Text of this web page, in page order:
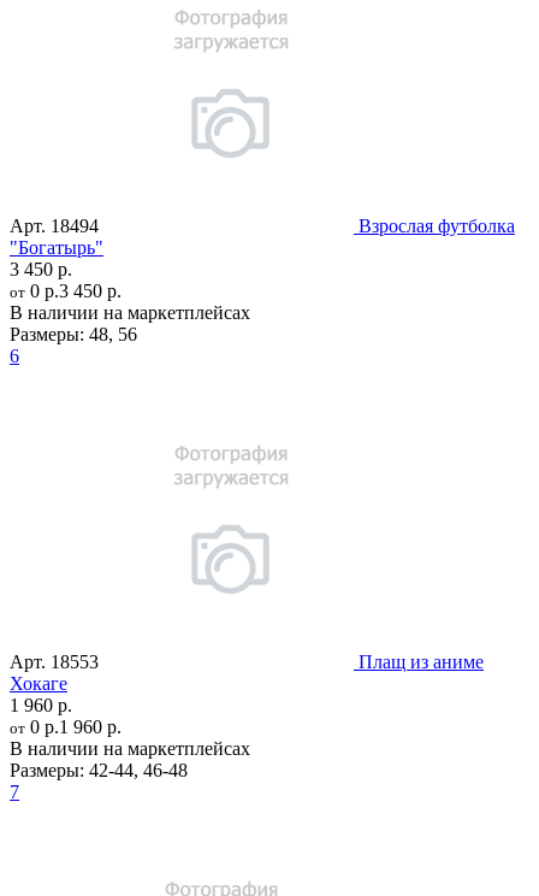
Арт. 18494
Взрослая футболка
"Богатырь"
3 450 р.
от 0 р.3 450 р.
В наличии на маркетплейсах
Размеры: 48, 56
6
Арт. 18553
Плащ из аниме
Хокаге
1 960 р.
от 0 р.1 960 р.
В наличии на маркетплейсах
Размеры: 42-44, 46-48
7